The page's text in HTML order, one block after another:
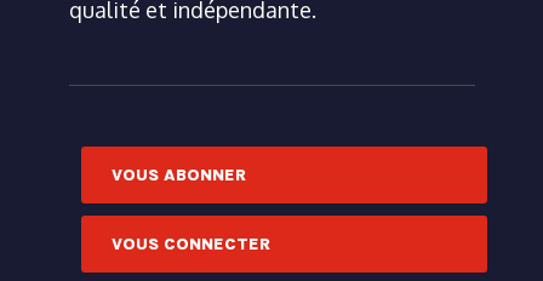
qualité et indépendante.
VOUS ABONNER
VOUS CONNECTER